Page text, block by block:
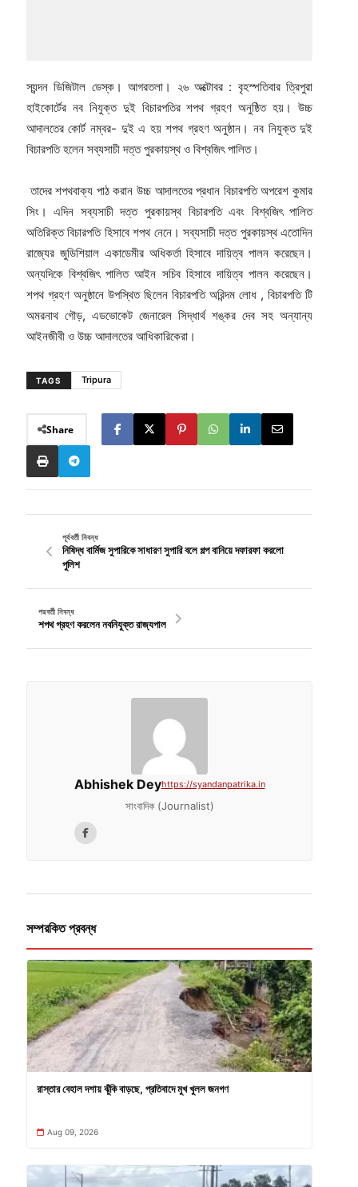
স্যন্দন ডিজিটাল ডেস্ক। আগরতলা। ২৬ অক্টোবর : বৃহস্পতিবার ত্রিপুরা
হাইকোর্টের নব নিযুক্ত দুই বিচারপতির শপথ গ্রহণ অনুষ্ঠিত হয়। উচ্চ
আদালতের কোর্ট নম্বর- দুই এ হয় শপথ গ্রহণ অনুষ্ঠান। নব নিযুক্ত দুই
বিচারপতি হলেন সব্যসাচী দত্ত পুরকায়স্থ ও বিশ্বজিৎ পালিত।
তাদের শপথবাক্য পাঠ করান উচ্চ আদালতের প্রধান বিচারপতি অপরেশ কুমার
সিং। এদিন সব্যসাচী দত্ত পুরকায়স্থ বিচারপতি এবং বিশ্বজিৎ পালিত
অতিরিক্ত বিচারপতি হিসাবে শপথ নেনে। সব্যসাচী দত্ত পুরকায়স্থ এতোদিন
রাজ্যের জুডিশিয়াল একাডেমীর অধিকর্তা হিসাবে দায়িত্ব পালন করেছেন।
অন্যদিকে বিশ্বজিৎ পালিত আইন সচিব হিসাবে দায়িত্ব পালন করেছেন।
শপথ গ্রহণ অনুষ্ঠানে উপস্থিত ছিলেন বিচারপতি অরিন্দম লোধ , বিচারপতি টি
অমরনাথ গৌড়, এডভোকেট জেনারেল সিদ্ধার্থ শঙ্কর দেব সহ অন্যান্য
আইনজীবী ও উচ্চ আদালতের আধিকারিকেরা।
TAGS Tripura
Share
পূর্ববর্তী নিবন্ধ
নিষিদ্ধ বার্মিজ সুপারিকে সাধারণ সুপারি বলে গল্প বানিয়ে দফারফা করলো
পুলিশ
পরবর্তী নিবন্ধ
শপথ গ্রহণ করলেন নবনিযুক্ত রাজ্যপাল
Abhishek Deyhttps://syandanpatrika.in
সাংবাদিক (Journalist)
সম্পরকিত প্রবন্ধ
রাস্তার বেহাল দশায় ঝুঁকি বাড়ছে, প্রতিবাদে মুখ খুলল জনগণ
Aug 09, 2026